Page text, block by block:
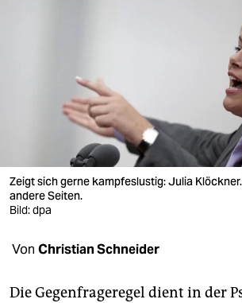
wahrheit
verlag
verlag
shop
fragen & hilfe
Zeigt sich gerne kampfeslustig: Julia
andere Seiten.
Bild: dpa
Von Christian Schneider
Die Gegenfrageregel dient in der